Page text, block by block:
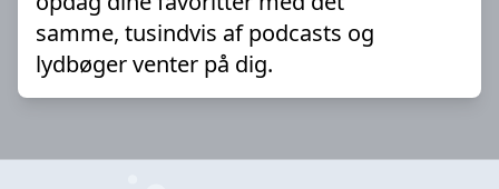
samme, tusindvis af podcasts og
lydbøger venter på dig.